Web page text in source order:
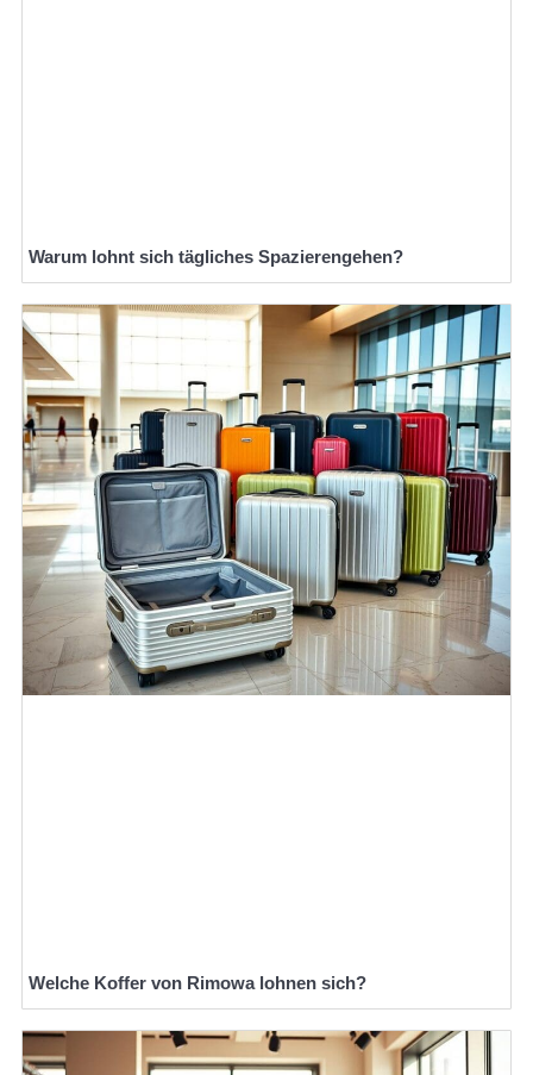
Warum lohnt sich tägliches Spazierengehen?
Welche Koffer von Rimowa lohnen sich?